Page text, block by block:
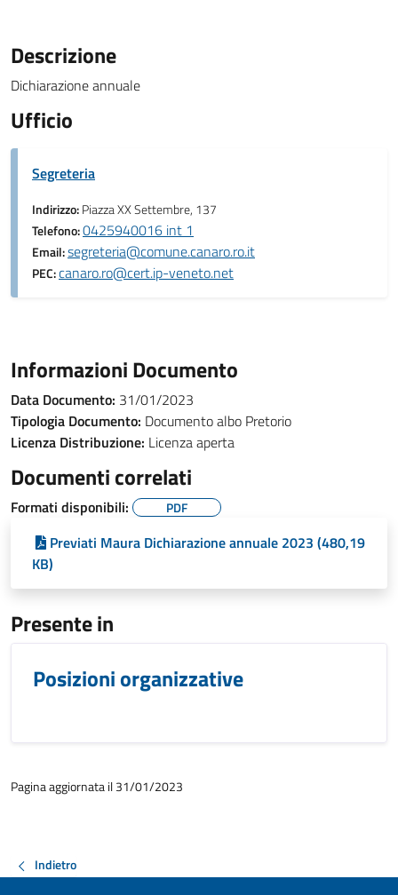
Descrizione
Dichiarazione annuale
Ufficio
Segreteria
Indirizzo:Piazza XX Settembre, 137
Telefono:0425940016 int 1
Email:segreteria@comune.canaro.ro.it
PEC:canaro.ro@cert.ip-veneto.net
Informazioni Documento
Data Documento: 31/01/2023
Tipologia Documento: Documento albo Pretorio
Licenza Distribuzione: Licenza aperta
Documenti correlati
Formati disponibili: PDF
Previati Maura Dichiarazione annuale 2023 (480,19
KB)
Presente in
Posizioni organizzative
Pagina aggiornata il 31/01/2023
Indietro